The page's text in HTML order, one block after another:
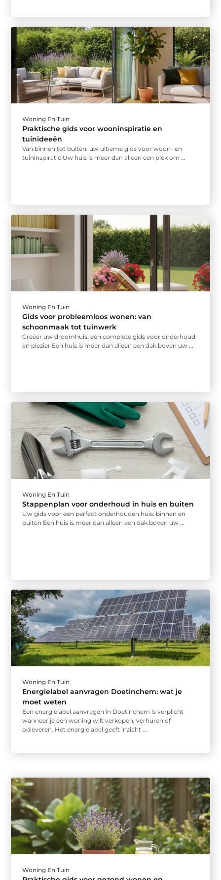
Woning En Tuin
Praktische gids voor wooninspiratie en
tuinideeën
Van binnen tot buiten: uw ultieme gids voor woon- en
tuininspiratie Uw huis is meer dan alleen een plek om ...
Woning En Tuin
Gids voor probleemloos wonen: van
schoonmaak tot tuinwerk
Creëer uw droomhuis: een complete gids voor onderhoud
en plezier Een huis is meer dan alleen een dak boven uw ...
Woning En Tuin
Stappenplan voor onderhoud in huis en buiten
Uw gids voor een perfect onderhouden huis: binnen en
buiten Een huis is meer dan alleen een dak boven uw ...
Woning En Tuin
Energielabel aanvragen Doetinchem: wat je
moet weten
Een energielabel aanvragen in Doetinchem is verplicht
wanneer je een woning wilt verkopen, verhuren of
opleveren. Het energielabel geeft inzicht ...
Woning En Tuin